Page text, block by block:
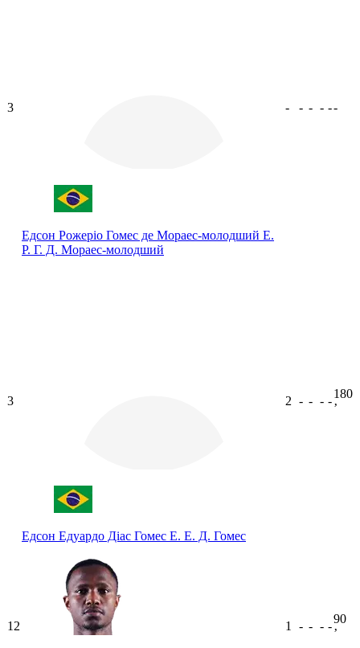
3
Едсон Рожеріо Гомес де Мораес-молодший Е.
Р. Г. Д. Мораес-молодший
- - - - --
3
Едсон Едуардо Діас Гомес Е. Е. Д. Гомес
2 - - - -
180
ʼ
12 1 - - - -
90
ʼ